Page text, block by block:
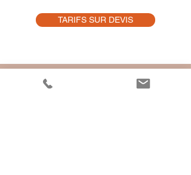
TARIFS SUR DEVIS